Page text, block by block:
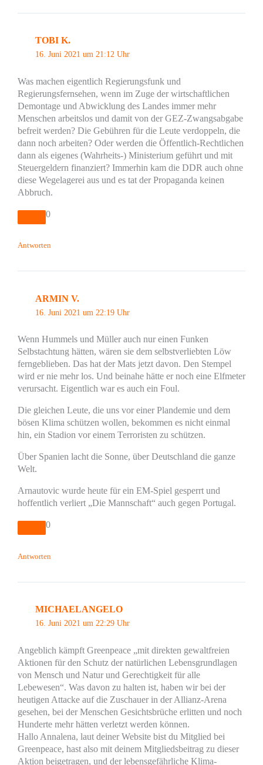
TOBI K.
16. Juni 2021 um 21:12 Uhr
Was machen eigentlich Regierungsfunk und
Regierungsfernsehen, wenn im Zuge der wirtschaftlichen
Demontage und Abwicklung des Landes immer mehr
Menschen arbeitslos und damit von der GEZ-Zwangsabgabe
befreit werden? Die Gebühren für die Leute verdoppeln, die
dann noch arbeiten? Oder werden die Öffentlich-Rechtlichen
dann als eigenes (Wahrheits-) Ministerium geführt und mit
Steuergeldern finanziert? Immerhin kam die DDR auch ohne
diese Wegelagerei aus und es tat der Propaganda keinen
Abbruch.
0
Antworten
ARMIN V.
16. Juni 2021 um 22:19 Uhr
Wenn Hummels und Müller auch nur einen Funken
Selbstachtung hätten, wären sie dem selbstverliebten Löw
ferngeblieben. Das hat der Mats jetzt davon. Den Stempel
wird er nie mehr los. Und beinahe hätte er noch eine Elfmeter
verursacht. Eigentlich war es auch ein Foul.
Die gleichen Leute, die uns vor einer Plandemie und dem
bösen Klima schützen wollen, bekommen es nicht einmal
hin, ein Stadion vor einem Terroristen zu schützen.
Über Spanien lacht die Sonne, über Deutschland die ganze
Welt.
Arnautovic wurde heute für ein EM-Spiel gesperrt und
hoffentlich verliert „Die Mannschaft“ auch gegen Portugal.
0
Antworten
MICHAELANGELO
16. Juni 2021 um 22:29 Uhr
Angeblich kämpft Greenpeace „mit direkten gewaltfreien
Aktionen für den Schutz der natürlichen Lebensgrundlagen
von Mensch und Natur und Gerechtigkeit für alle
Lebewesen“. Was davon zu halten ist, haben wir bei der
heutigen Attacke auf die Zuschauer in der Allianz-Arena
gesehen, bei der Menschen Gesichtsbrüche erlitten und noch
Hunderte mehr hätten verletzt werden können.
Hallo Annalena, laut deiner Website bist du Mitglied bei
Greenpeace, hast also mit deinem Mitgliedsbeitrag zu dieser
Aktion beigetragen, und der lebensgefährliche Klima-